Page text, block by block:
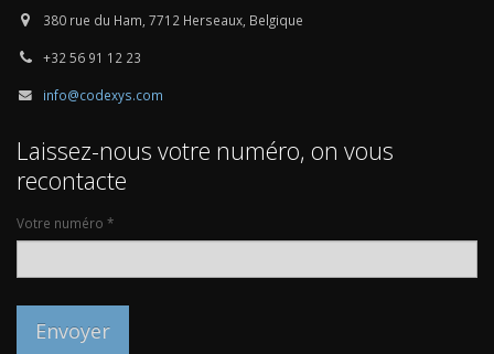
380 rue du Ham, 7712 Herseaux, Belgique
+32 56 91 12 23
info@codexys.com
Laissez-nous votre numéro, on vous
recontacte
Votre numéro *